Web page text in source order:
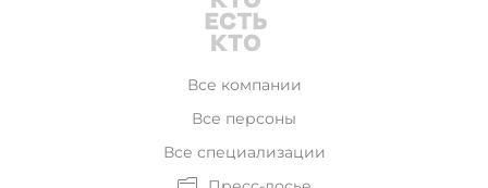
Все компании
Все персоны
Все специализации